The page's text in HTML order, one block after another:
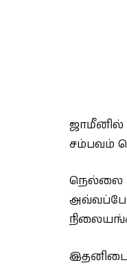
ஜாமீனில்
சம்பவம்
நெல்லை